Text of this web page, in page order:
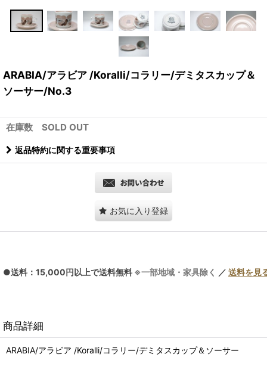
ARABIA/アラビア /Koralli/コラリー/デミタスカップ＆
ソーサー/No.3
在庫数 SOLD OUT
返品特約に関する重要事項
お気に入り登録
●送料：15,000円以上で送料無料 ※一部地域・家具除く ／ 送料を見
商品詳細
ARABIA/アラビア /Koralli/コラリー/デミタスカップ＆ソーサー